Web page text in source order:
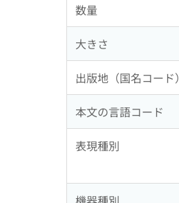
数量
大きさ
出版地（国名コード）
本文の言語コード
表現種別